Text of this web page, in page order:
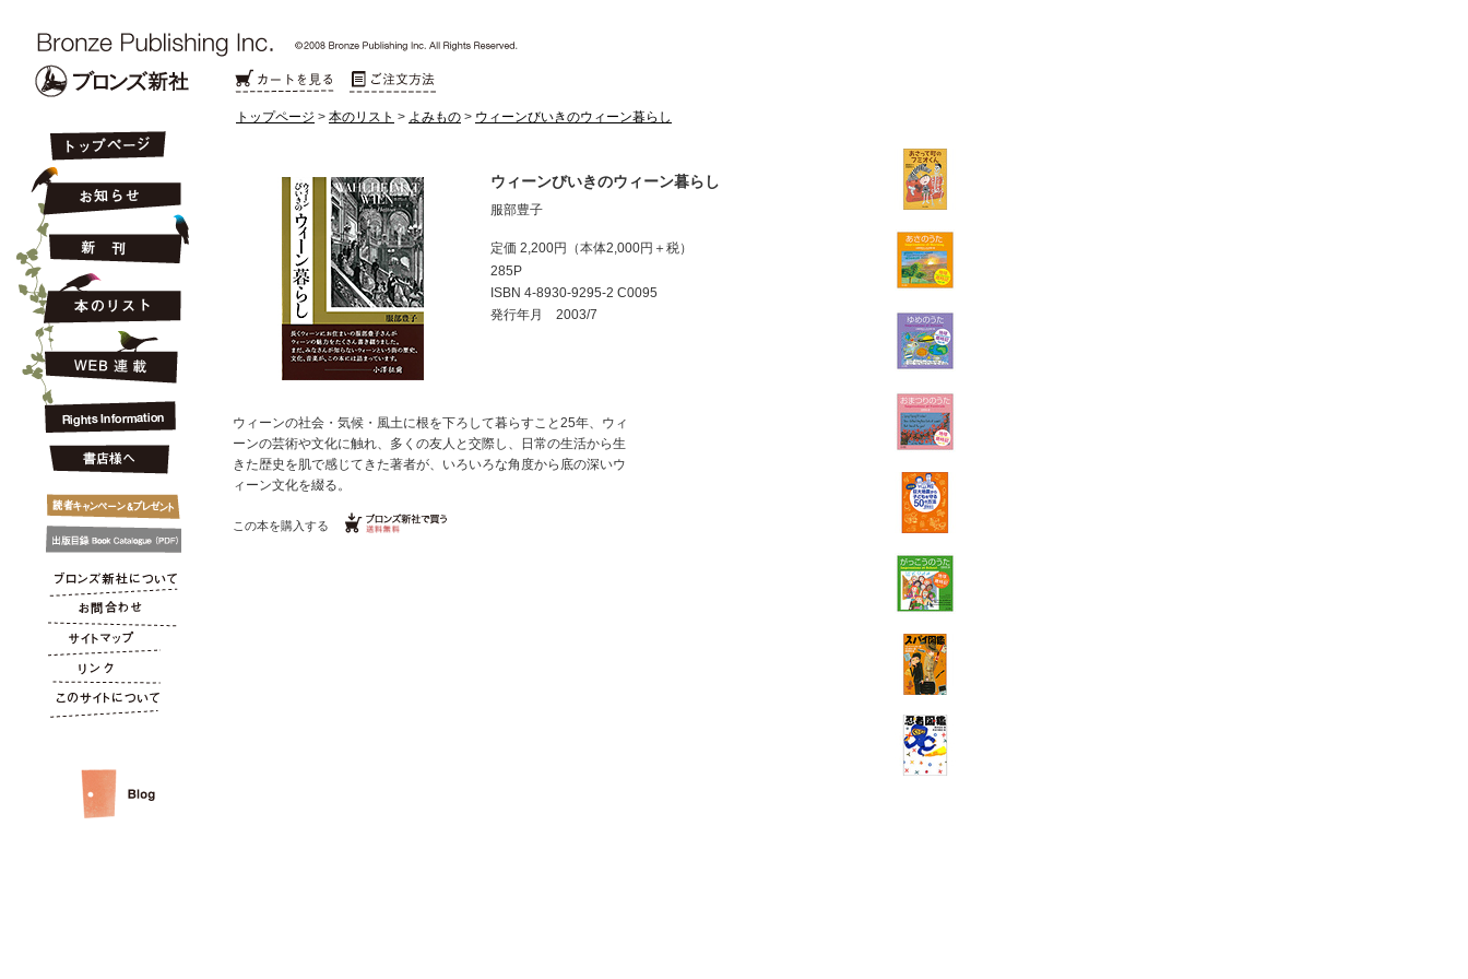
トップページ > 本のリスト > よみもの > ウィーンびいきのウィーン暮らし
ウィーンびいきのウィーン暮らし
服部豊子
定価 2,200円
（本体2,000円＋税）
285P
ISBN 4-8930-9295-2 C0095
発行年月 2003/7
ウィーンの社会・気候・風土に根を下ろして暮らすこと25年、ウィ
ーンの芸術や文化に触れ、多くの友人と交際し、日常の生活から生
きた歴史を肌で感じてきた著者が、いろいろな角度から底の深いウ
ィーン文化を綴る。
この本を購入する